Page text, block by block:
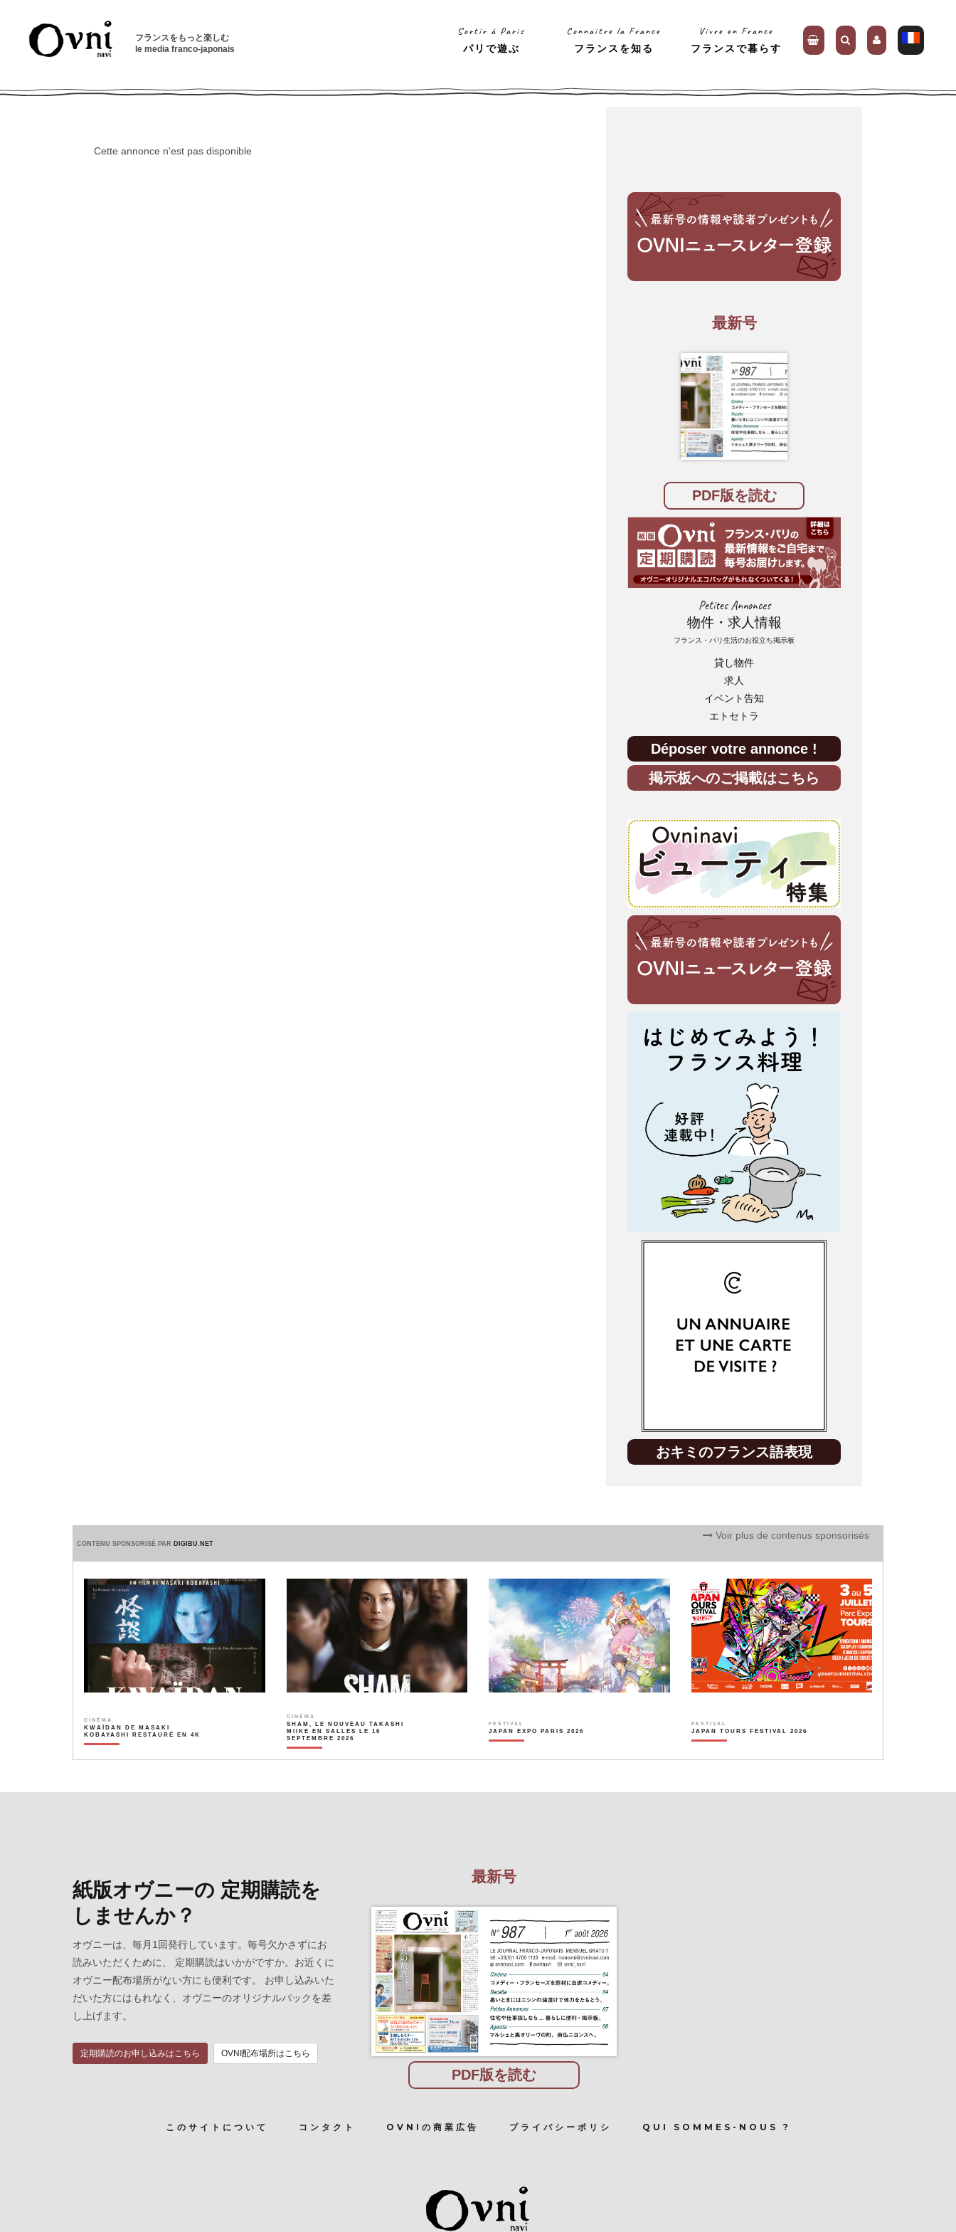
フランスをもっと楽しむ
le media franco-japonais
Sortir à Paris
パリで遊ぶ
Connaitre la France
フランスを知る
Vivre en France
フランスで暮らす
Cette annonce n'est pas disponible
最新号
PDF版を読む
Petites Annonces
物件・求人情報
フランス・パリ生活のお役立ち掲示板
貸し物件
求人
イベント告知
エトセトラ
Déposer votre annonce !
掲示板へのご掲載はこちら
おキミのフランス語表現
CONTENU SPONSORISÉ PAR DIGIBU.NET
Voir plus de contenus sponsorisés
CINÉMA
KWAÏDAN DE MASAKI
KOBAYASHI RESTAURÉ EN 4K
CINÉMA
SHAM, LE NOUVEAU TAKASHI
MIIKE EN SALLES LE 16
SEPTEMBRE 2026
FESTIVAL
JAPAN EXPO PARIS 2026
FESTIVAL
JAPAN TOURS FESTIVAL 2026
紙版オヴニーの 定期購読を
しませんか？
オヴニーは、毎月1回発行しています。毎号欠かさずにお
読みいただくために、 定期購読はいかがですか。お近くに
オヴニー配布場所がない方にも便利です。 お申し込みいた
だいた方にはもれなく、オヴニーのオリジナルバックを差
し上げます。
定期購読のお申し込みはこちら OVNI配布場所はこちら
最新号
PDF版を読む
このサイトについて コンタクト OVNIの商業広告 プライバシーポリシ QUI SOMMES-NOUS ?